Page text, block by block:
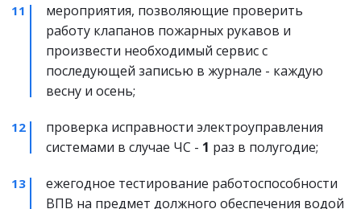
мероприятия, позволяющие проверить
работу клапанов пожарных рукавов и
произвести необходимый сервис с
последующей записью в журнале - каждую
весну и осень;
проверка исправности электроуправления
системами в случае ЧС - 1 раз в полугодие;
ежегодное тестирование работоспособности
ВПВ на предмет должного обеспечения водой